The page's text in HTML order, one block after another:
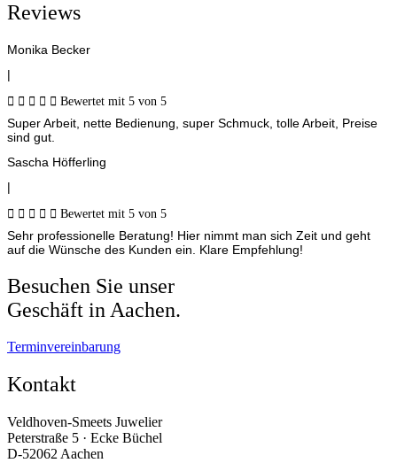
Reviews
Monika Becker
|
     Bewertet mit 5 von 5
Super Arbeit, nette Bedienung, super Schmuck, tolle Arbeit, Preise
sind gut.
Sascha Höfferling
|
     Bewertet mit 5 von 5
Sehr professionelle Beratung! Hier nimmt man sich Zeit und geht
auf die Wünsche des Kunden ein. Klare Empfehlung!
Besuchen Sie unser
Geschäft in Aachen.
Terminvereinbarung
Kontakt
Veldhoven-Smeets Juwelier
Peterstraße 5 · Ecke Büchel
D-52062 Aachen